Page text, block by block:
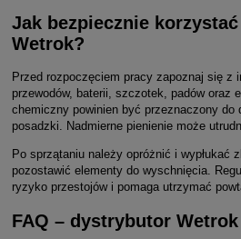
Jak bezpiecznie
Wetrok?
Przed rozpoczęciem pracy zapoznaj się z
przewodów, baterii, szczotek, padów oraz
chemiczny powinien być przeznaczony do
posadzki. Nadmierne pienienie może
Po sprzątaniu należy opróżnić i wypłukać
pozostawić elementy do wyschnięcia.
ryzyko przestojów i pomaga utrzymać
FAQ – dystrybutor